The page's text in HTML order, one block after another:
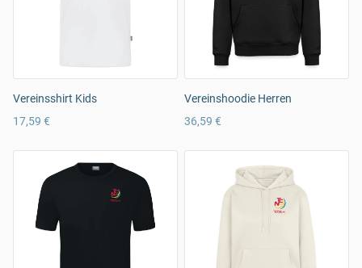
Vereinsshirt Kids
17,59 €
Vereinshoodie Herren
36,59 €